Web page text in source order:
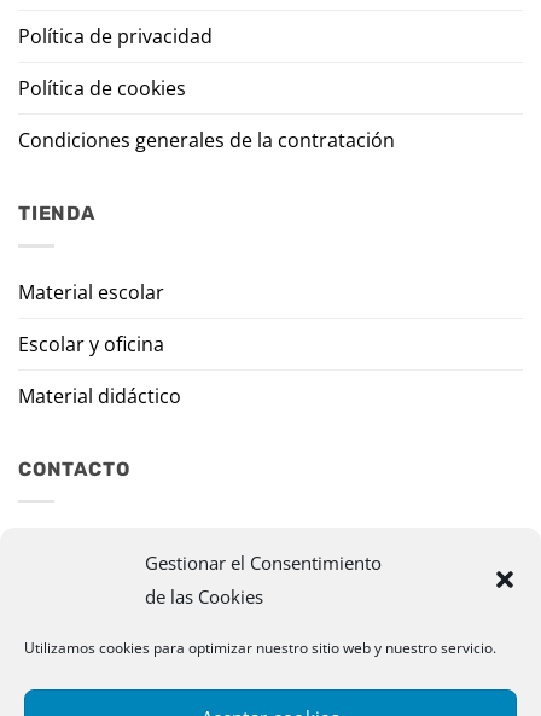
Gestionar el Consentimiento
de las Cookies
Utilizamos cookies para optimizar nuestro sitio web y nuestro servicio.
Política de privacidad
Política de cookies
Condiciones generales de la contratación
TIENDA
Material escolar
Escolar y oficina
Material didáctico
CONTACTO
murazpi@murazpi.com
948 234 436 – 623 195 518